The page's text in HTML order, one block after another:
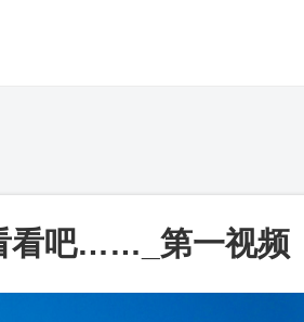
看吧……_第一视频